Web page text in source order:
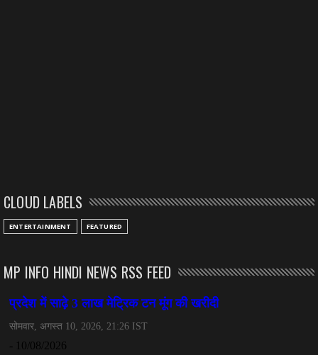
CLOUD LABELS
ENTERTAINMENT FEATURED
MP INFO HINDI NEWS RSS FEED